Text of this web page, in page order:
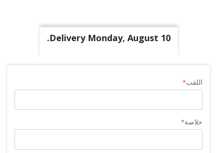
Delivery Monday, August 10.
اللقب
خلاصة